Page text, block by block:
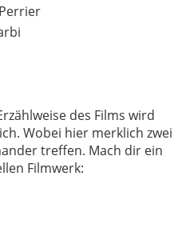
des Films wird
Wobei hier merklich zwei
treffen. Mach dir ein
Filmwerk: